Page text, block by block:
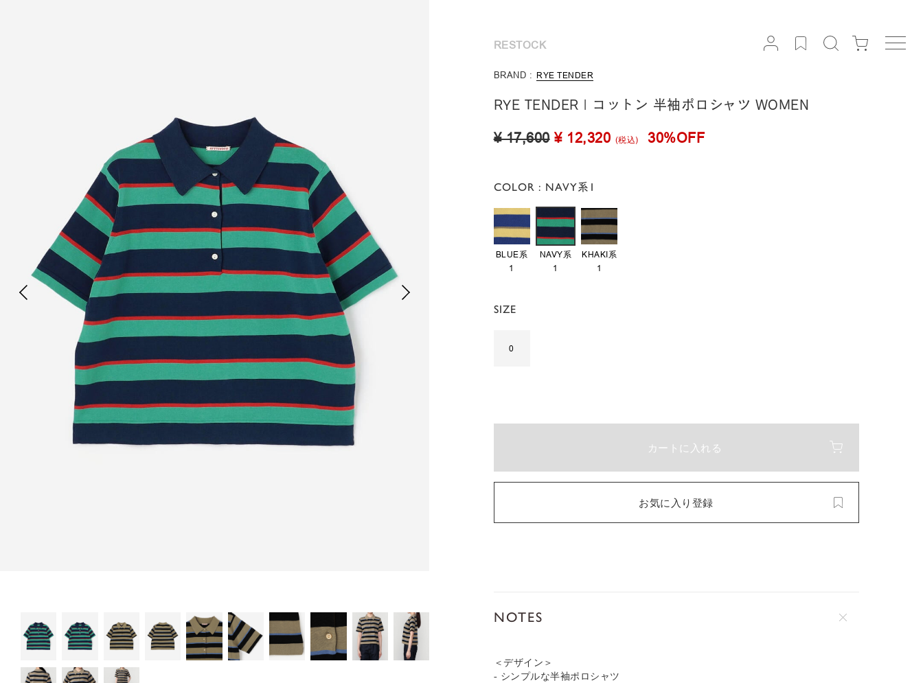
RESTOCK
BRAND : RYE TENDER
RYE TENDER | コットン 半袖ポロシャツ WOMEN
¥ 17,600 ¥ 12,320 (税込) 30%OFF
COLOR : NAVY系1
BLUE系
1
NAVY系
1
KHAKI系
1
SIZE
0
カートに入れる
お気に入り登録
NOTES
＜デザイン＞
- シンプルな半袖ポロシャツ